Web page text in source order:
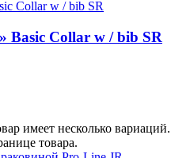
Basic Collar w / bib SR
имеет несколько вариаций.
товара.